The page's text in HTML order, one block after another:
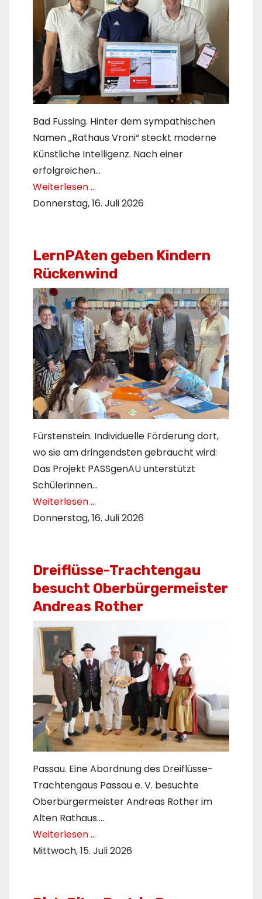
Bad Füssing. Hinter dem sympathischen
Namen „Rathaus Vroni“ steckt moderne
Künstliche Intelligenz. Nach einer
erfolgreichen…
Weiterlesen …
Donnerstag, 16. Juli 2026
LernPAten geben Kindern
Rückenwind
Fürstenstein. Individuelle Förderung dort,
wo sie am dringendsten gebraucht wird:
Das Projekt PASSgenAU unterstützt
Schülerinnen…
Weiterlesen …
Donnerstag, 16. Juli 2026
Dreiflüsse-Trachtengau
besucht Oberbürgermeister
Andreas Rother
Passau. Eine Abordnung des Dreiflüsse-
Trachtengaus Passau e. V. besuchte
Oberbürgermeister Andreas Rother im
Alten Rathaus.…
Weiterlesen …
Mittwoch, 15. Juli 2026